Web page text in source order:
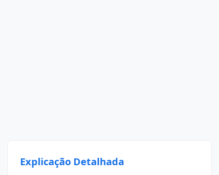
Explicação Detalhada